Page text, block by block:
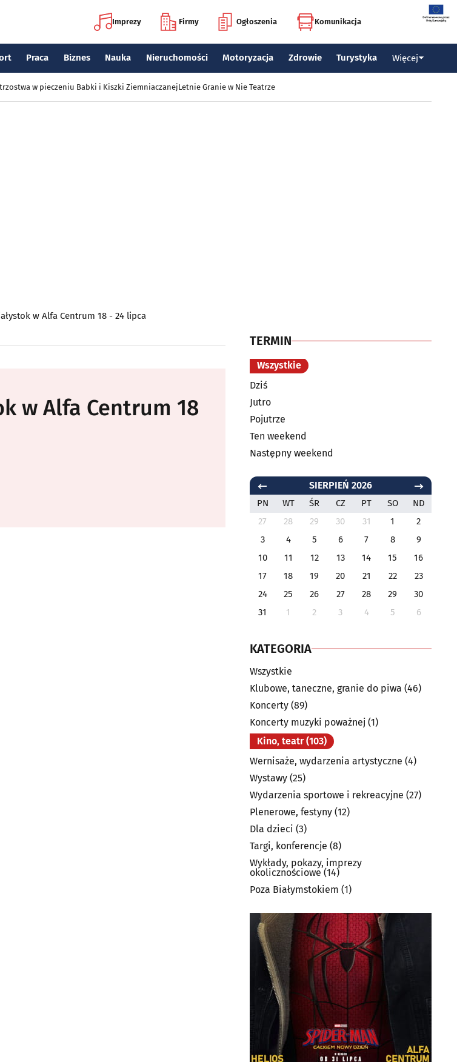
Imprezy Firmy Ogłoszenia Komunikacja
Praca Biznes Nauka Nieruchomości Motoryzacja Zdrowie Turystyka Więcej
w pieczeniu Babki i Kiszki ZiemniaczanejLetnie Granie w Nie Teatrze
w Alfa Centrum 18 - 24 lipca
w Alfa Centrum 18
TERMIN
Wszystkie
Dziś
Jutro
Pojutrze
Ten weekend
Następny weekend
SIERPIEŃ 2026
PN WT ŚR CZ PT SO
ND
27
28 29 30 31 1
2
3
4 5 6 7 8
9
10
11 12 13 14 15
16
17
18 19 20 21 22
23
24
25 26 27 28 29
30
31
1 2 3 4 5 6
KATEGORIA
Wszystkie
Klubowe, taneczne, granie do piwa (46)
Koncerty (89)
Koncerty muzyki poważnej (1)
Kino, teatr(103)
Wernisaże, wydarzenia artystyczne (4)
Wystawy (25)
Wydarzenia sportowe i rekreacyjne (27)
Plenerowe, festyny (12)
Dla dzieci (3)
Targi, konferencje (8)
Wykłady, pokazy, imprezy
okolicznościowe (14)
Poza Białymstokiem (1)